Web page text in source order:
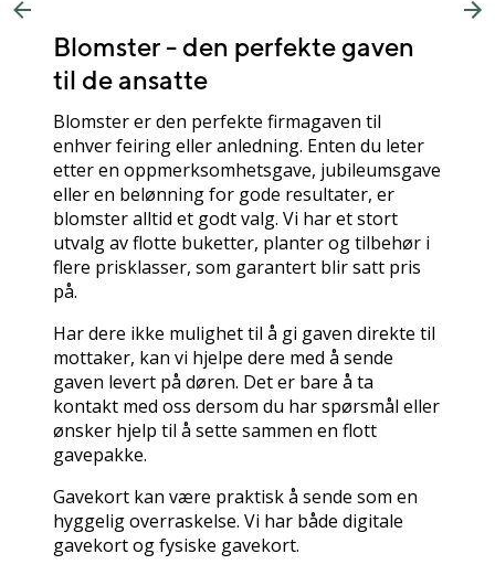
Previous
Blomster - den perfekte gaven
til de ansatte
Blomster er den perfekte firmagaven til
enhver feiring eller anledning. Enten du leter
etter en oppmerksomhetsgave, jubileumsgave
eller en belønning for gode resultater, er
blomster alltid et godt valg. Vi har et stort
utvalg av flotte buketter, planter og tilbehør i
flere prisklasser, som garantert blir satt pris
på.
Har dere ikke mulighet til å gi gaven direkte til
mottaker, kan vi hjelpe dere med å sende
gaven levert på døren. Det er bare å ta
kontakt med oss dersom du har spørsmål eller
ønsker hjelp til å sette sammen en flott
gavepakke.
Gavekort kan være praktisk å sende som en
hyggelig overraskelse. Vi har både digitale
gavekort og fysiske gavekort.